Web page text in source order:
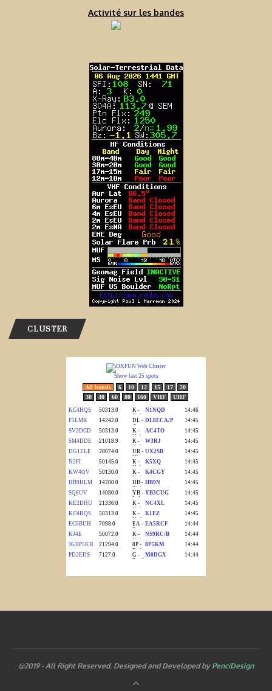
Activité sur les bandes
CLUSTER
@2019 - All Right Reserved. Designed and Developed by PenciDesign